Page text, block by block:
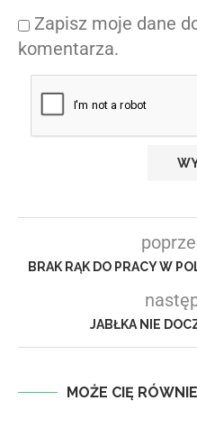
Zapisz moje dane
komentarza.
BRAK RĄK DO PRACY W
JABŁKA NIE
MOŻE CIĘ